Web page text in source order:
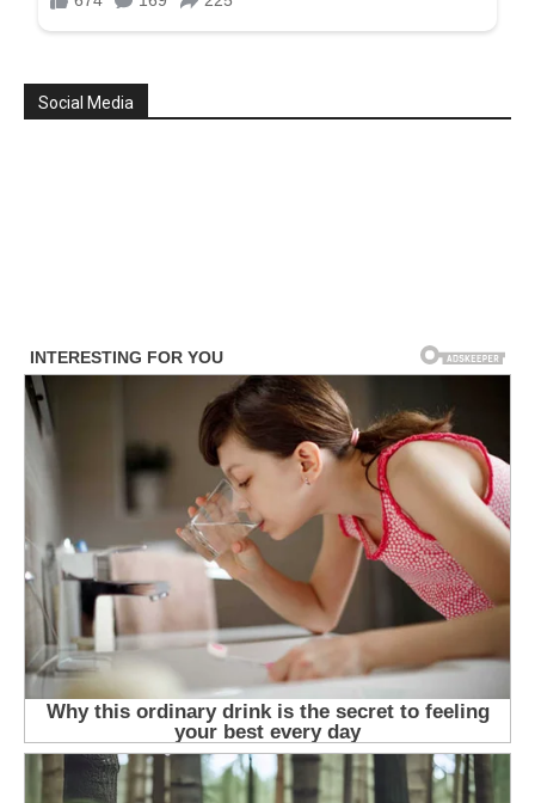
Social Media